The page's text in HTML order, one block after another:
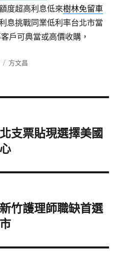
度超高利息低來樹林免留車
息挑戰同業低利率台北市當
戶可典當或高價收購，
分
方文昌
支票貼現選擇美國
竹護理師職缺首選